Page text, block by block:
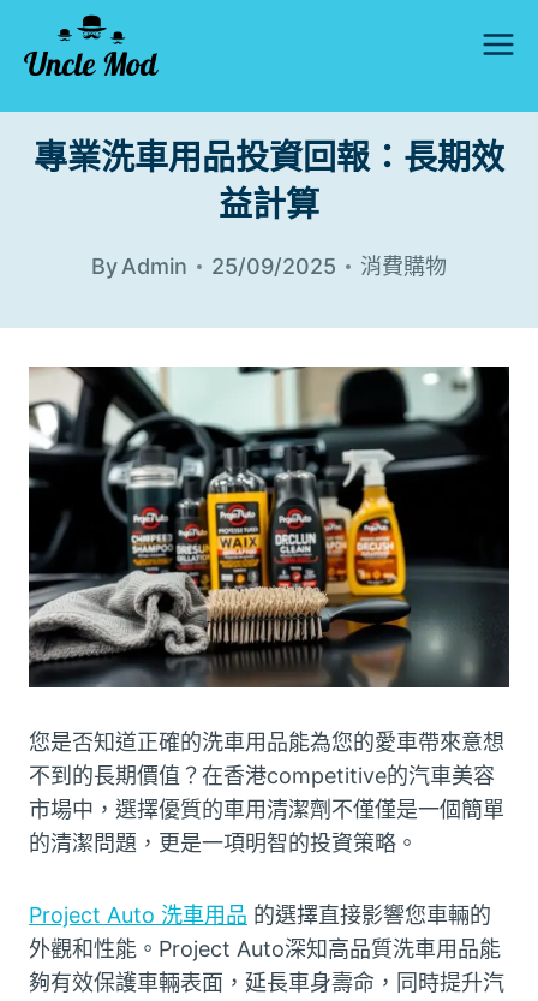
content
專業洗車用品投資回報：長期效
益計算
ByAdmin 25/09/2025 消費購物
您是否知道正確的洗車用品能為您的愛車帶來意想
不到的長期價值？在香港competitive的汽車美容
市場中，選擇優質的車用清潔劑不僅僅是一個簡單
的清潔問題，更是一項明智的投資策略。
Project Auto 洗車用品 的選擇直接影響您車輛的
外觀和性能。Project Auto深知高品質洗車用品能
夠有效保護車輛表面，延長車身壽命，同時提升汽